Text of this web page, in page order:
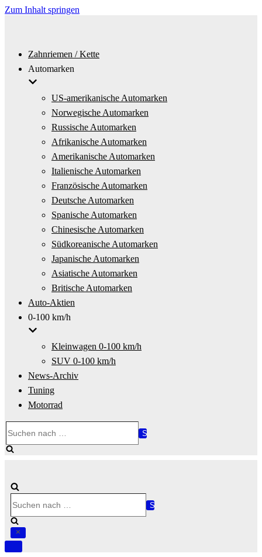
Zum Inhalt springen
Zahnriemen / Kette
Automarken
US-amerikanische Automarken
Norwegische Automarken
Russische Automarken
Afrikanische Automarken
Amerikanische Automarken
Italienische Automarken
Französische Automarken
Deutsche Automarken
Spanische Automarken
Chinesische Automarken
Südkoreanische Automarken
Japanische Automarken
Asiatische Automarken
Britische Automarken
Auto-Aktien
0-100 km/h
Kleinwagen 0-100 km/h
SUV 0-100 km/h
News-Archiv
Tuning
Motorrad
nach …
nach …
Navigation